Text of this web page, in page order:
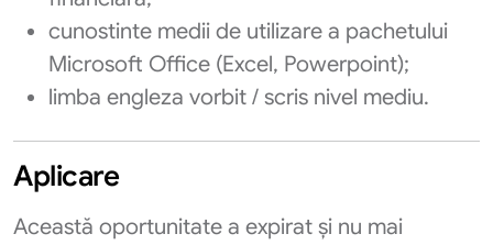
cunostinte medii de utilizare a pachetului
Microsoft Office (Excel, Powerpoint);
limba engleza vorbit / scris nivel mediu.
Aplicare
Această oportunitate a expirat și nu mai